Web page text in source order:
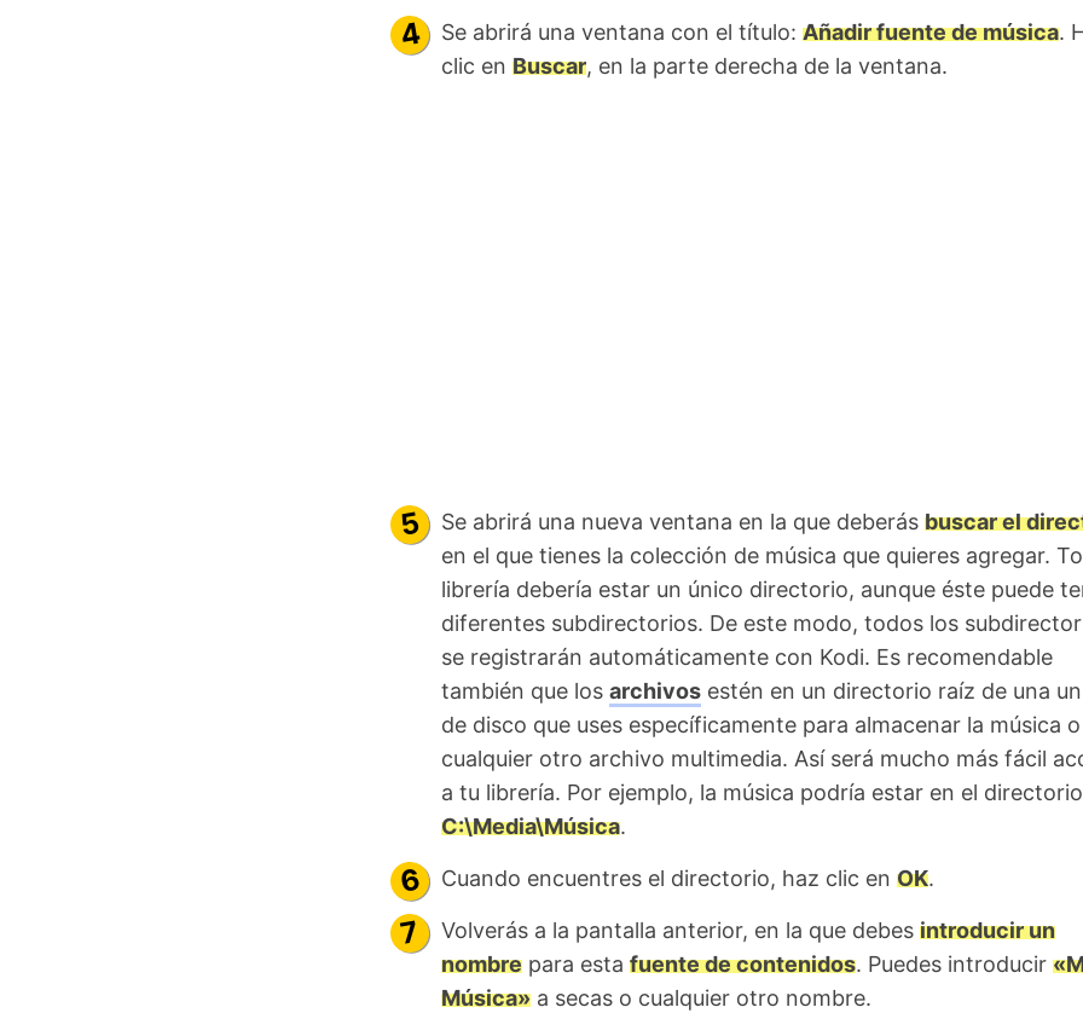
Se abrirá una ventana con el título: Añadir fuente de música.
clic en Buscar, en la parte derecha de la ventana.
Se abrirá una nueva ventana en la que deberás buscar el
en el que tienes la colección de música que quieres agregar.
librería debería estar un único directorio, aunque éste puede
diferentes subdirectorios. De este modo, todos los
se registrarán automáticamente con Kodi. Es recomendable
también que los archivosestén en un directorio raíz de una
de disco que uses específicamente para almacenar la música o
cualquier otro archivo multimedia. Así será mucho más fácil
a tu librería. Por ejemplo, la música podría estar en el directorio
C:\Media\Música.
Cuando encuentres el directorio, haz clic en OK.
Volverás a la pantalla anterior, en la que debes introducir un
nombrepara esta fuente de contenidos. Puedes introducir
Música»a secas o cualquier otro nombre.